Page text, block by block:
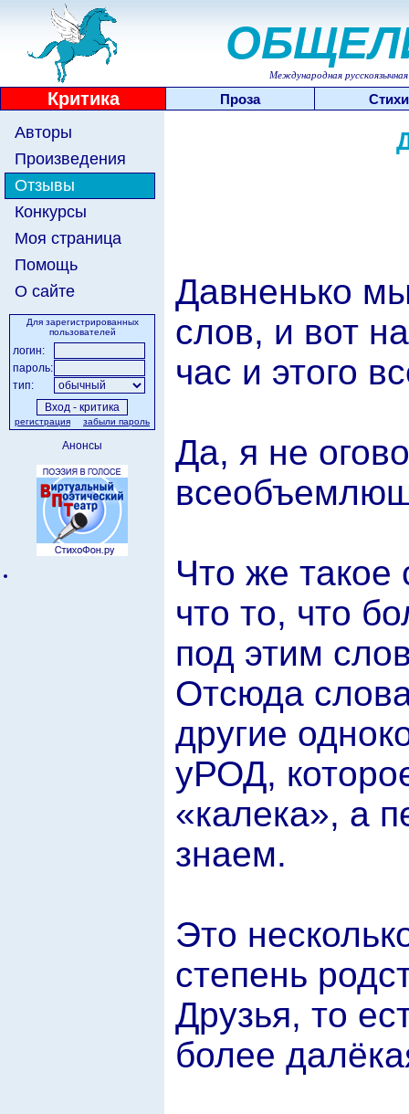
Международная
Критика Проза Стихи
Авторы
Произведения
Отзывы
Конкурсы
Моя страница
Помощь
О сайте
Для зарегистрированных
пользователей
логин:
пароль:
тип:
регистрация забыли пароль
Анонсы
Давненько
слов, и вот
час и этого
Да, я не
Что же такое
что то, что
под этим
Отсюда
другие
уРОД,
«калека», а
знаем.
Это
степень
Друзья, то
более